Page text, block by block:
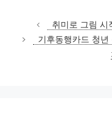
취미로 그림 시
기후동행카드 청